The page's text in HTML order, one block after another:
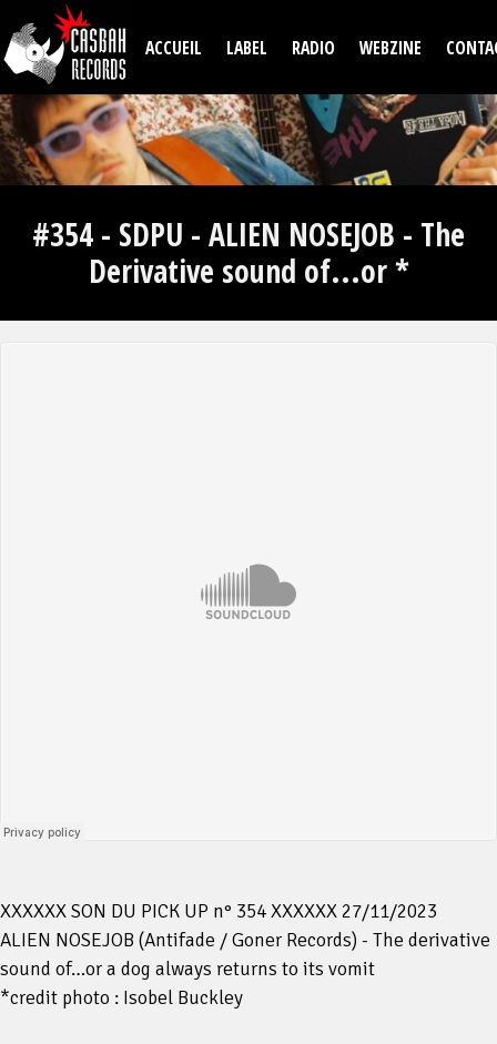
Aller au contenu principal
ACCUEIL LABEL RADIO WEBZINE
#354 - SDPU - ALIEN NOSEJOB - The
Derivative sound of...or *
XXXXXX SON DU PICK UP n° 354 XXXXXX 27/11/2023
ALIEN NOSEJOB (Antifade / Goner Records) - The derivative
sound of…or a dog always returns to its vomit
*credit photo : Isobel Buckley